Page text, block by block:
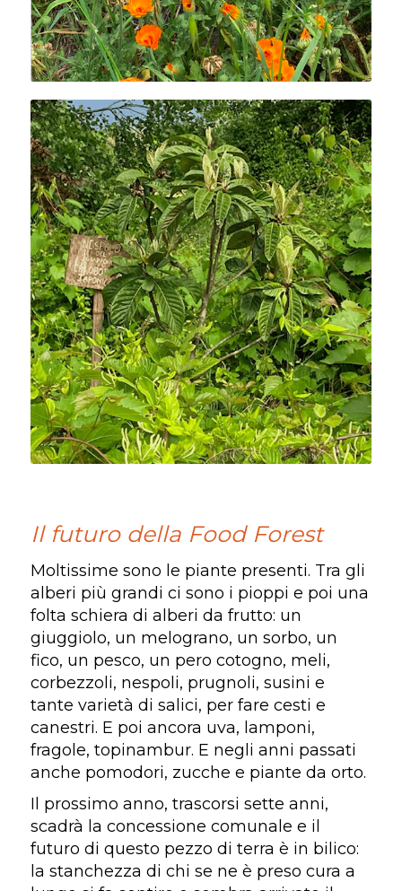
Il futuro della Food Forest
Moltissime sono le piante presenti. Tra gli
alberi più grandi ci sono i pioppi e poi una
folta schiera di alberi da frutto: un
giuggiolo, un melograno, un sorbo, un
fico, un pesco, un pero cotogno, meli,
corbezzoli, nespoli, prugnoli, susini e
tante varietà di salici, per fare cesti e
canestri. E poi ancora uva, lamponi,
fragole, topinambur. E negli anni passati
anche pomodori, zucche e piante da orto.
Il prossimo anno, trascorsi sette anni,
scadrà la concessione comunale e il
futuro di questo pezzo di terra è in bilico:
la stanchezza di chi se ne è preso cura a